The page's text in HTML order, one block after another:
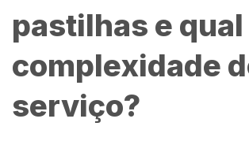
pastilhas e qual
complexidade
serviço?